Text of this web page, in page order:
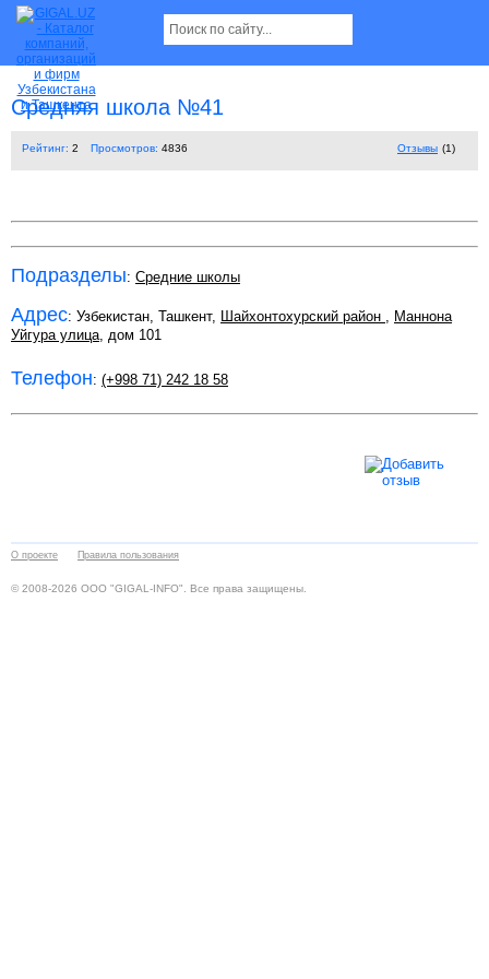
Средняя школа №41
Рейтинг: 2 Просмотров: 4836 Отзывы (1)
Подразделы: Средние школы
Адрес: Узбекистан, Ташкент, Шайхонтохурский район , Маннона
Уйгура улица, дом 101
Телефон: (+998 71) 242 18 58
О проекте Правила пользования
© 2008-2026 ООО "GIGAL-INFO". Все права защищены.